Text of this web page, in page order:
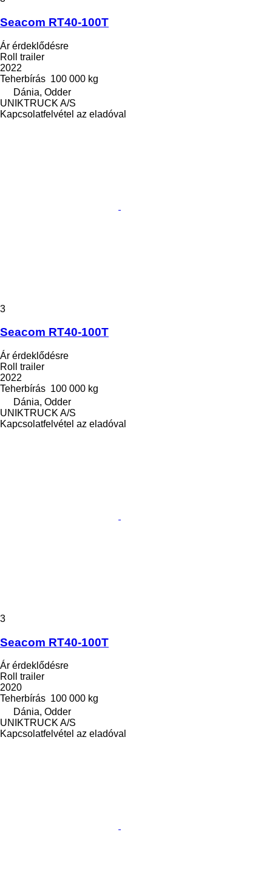
Seacom RT40-100T
Ár érdeklődésre
Roll trailer
2022
Teherbírás 100 000 kg
Dánia, Odder
UNIKTRUCK A/S
Kapcsolatfelvétel az eladóval
3
Seacom RT40-100T
Ár érdeklődésre
Roll trailer
2022
Teherbírás 100 000 kg
Dánia, Odder
UNIKTRUCK A/S
Kapcsolatfelvétel az eladóval
3
Seacom RT40-100T
Ár érdeklődésre
Roll trailer
2020
Teherbírás 100 000 kg
Dánia, Odder
UNIKTRUCK A/S
Kapcsolatfelvétel az eladóval